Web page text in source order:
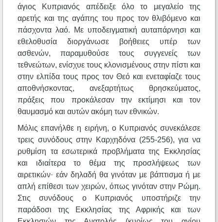
άγιος Κυπριανός απέδειξε όλο το μεγαλείο της
αρετής και της αγάπης του προς τον θλιβόμενο και
πάσχοντα λαό. Με υποδειγματική αυταπάρνησι και
εθελοθυσία διοργάνωσε βοήθειες υπέρ των
ασθενών, παραμυθούσε τους συγγενείς των
τεθνεώτων, ενίσχυε τους κλονισμένους στην πίστι και
στην ελπίδα τους προς τον Θεό και ενεταφίαζε τους
αποθνήσκοντας, ανεξαρτήτως θρησκεύματος,
πράξεις που προκάλεσαν την εκτίμησι και τον
θαυμασμό και αυτών ακόμη των εθνικών.
Μόλις επανήλθε η ειρήνη, ο Κυπριανός συνεκάλεσε
τρεις συνόδους στην Καρχηδόνα (255-256), για να
ρυθμίση τα εσωτερικά προβλήματα της Εκκλησίας
και ιδιαίτερα το θέμα της προσλήψεως των
αιρετικών· εάν δηλαδή θα γινόταν με βάπτισμα ή με
απλή επίθεσι των χειρών, όπως γινόταν στην Ρώμη.
Στις συνόδους ο Κυπριανός υποστήριζε την
παράδοσι της Εκκλησίας της Αφρικής και των